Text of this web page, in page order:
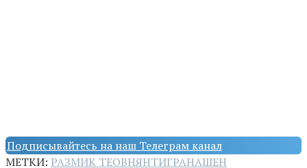
Подписывайтесь на наш Телеграм канал
МЕТКИ: РАЗМИК ТЕОВНЯНТИГРАНАШЕН